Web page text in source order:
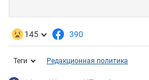
145 390
Теги Редакционная политика